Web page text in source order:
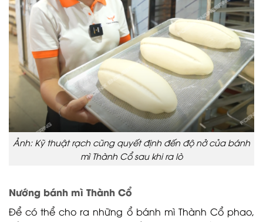
Ảnh: Kỹ thuật rạch cũng quyết định đến độ nở của bánh
mì Thành Cổ sau khi ra lò
Nướng bánh mì Thành Cổ
Để có thể cho ra những ổ bánh mì Thành Cổ phao,